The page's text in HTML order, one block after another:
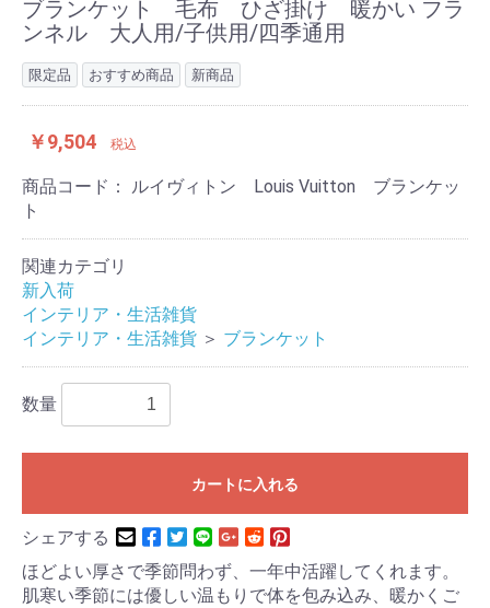
ブランケット 毛布 ひざ掛け 暖かい フラ
ンネル 大人用/子供用/四季通用
限定品 おすすめ商品 新商品
￥9,504 税込
商品コード：
ルイヴィトン Louis Vuitton ブランケッ
ト
関連カテゴリ
新入荷
インテリア・生活雑貨
インテリア・生活雑貨 ＞ ブランケット
数量
カートに入れる
シェアする
ほどよい厚さで季節問わず、一年中活躍してくれます。
肌寒い季節には優しい温もりで体を包み込み、暖かくご